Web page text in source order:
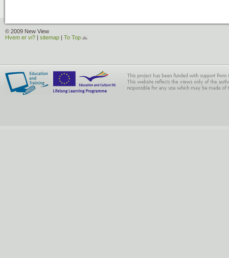
© 2009 New View
Hvem er vi? | sitemap | To Top